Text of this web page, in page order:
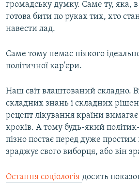
громадську думку. Саме ту, яка,
готова бити по руках тих, хто
навести лад.
Саме тому немає ніякого
політичної кар'єри.
Наш світ влаштований складно.
складних знань і складних
рецепт лікування країни
кроків. А тому будь-який
пізно постає перед дуже
зраджує свого виборця, або він
Остання соціологія досить